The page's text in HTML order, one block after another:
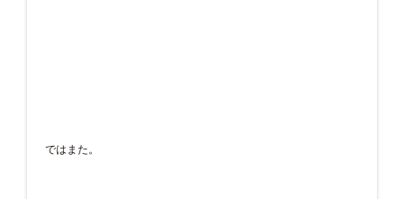
ではまた。